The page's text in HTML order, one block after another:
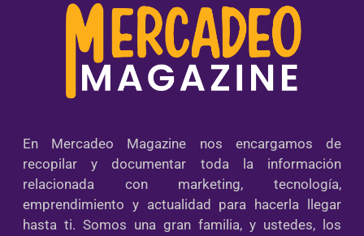
En Mercadeo Magazine nos encargamos de
recopilar y documentar toda la información
relacionada con marketing, tecnología,
emprendimiento y actualidad para hacerla llegar
hasta ti. Somos una gran familia, y ustedes, los